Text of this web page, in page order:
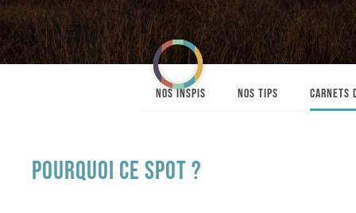
NOS INSPIS NOS TIPS CARNETS
POURQUOI CE SPOT ?